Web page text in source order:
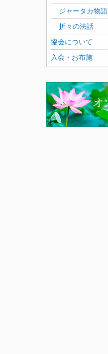
ジャータカ物語
折々の法話
協会について
入会・お布施